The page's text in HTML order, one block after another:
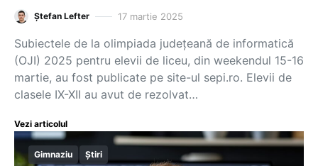
Ștefan Lefter 17 martie 2025
Subiectele de la olimpiada județeană de informatică
(OJI) 2025 pentru elevii de liceu, din weekendul 15-16
martie, au fost publicate pe site-ul sepi.ro. Elevii de
clasele IX-XII au avut de rezolvat…
Vezi articolul
Gimnaziu Știri